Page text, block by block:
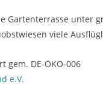
Gartenterrasse unter
viele
gem. DE-ÖKO-006
e.V.